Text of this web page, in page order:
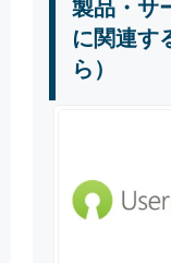
製品・サ
に関連す
ら）